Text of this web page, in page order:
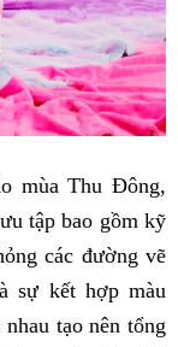
mùa Thu Đông,
tập bao gồm kỹ
các đường vẽ
sự kết hợp màu
tạo nên tổng